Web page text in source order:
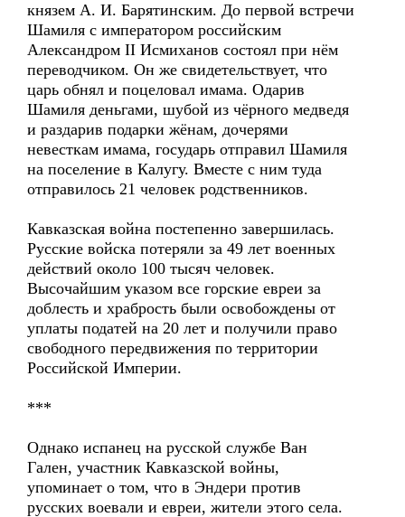
князем А. И. Барятинским. До первой встречи
Шамиля с императором российским
Александром II Исмиханов состоял при нём
переводчиком. Он же свидетельствует, что
царь обнял и поцеловал имама. Одарив
Шамиля деньгами, шубой из чёрного медведя
и раздарив подарки жёнам, дочерями
невесткам имама, государь отправил Шамиля
на поселение в Калугу. Вместе с ним туда
отправилось 21 человек родственников.
Кавказская война постепенно завершилась.
Русские войска потеряли за 49 лет военных
действий около 100 тысяч человек.
Высочайшим указом все горские евреи за
доблесть и храбрость были освобождены от
уплаты податей на 20 лет и получили право
свободного передвижения по территории
Российской Империи.
***
Однако испанец на русской службе Ван
Гален, участник Кавказской войны,
упоминает о том, что в Эндери против
русских воевали и евреи, жители этого села.